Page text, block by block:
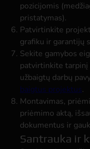
pozicijomis
pristatymas).
Patvirtinkite
grafiku ir garantijų
Sekite gamybos
patvirtinkite tarpinį
užbaigtų darbų
baigtus projektus.
Montavimas,
priėmimo aktą,
dokumentus ir
Santrauka ir